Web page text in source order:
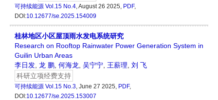
可持续能源 Vol.15 No.4, August 26 2025, PDF,
DOI:10.12677/se.2025.154009
桂林地区小区屋顶雨水发电系统研究
Research on Rooftop Rainwater Power Generation System in
Guilin Urban Areas
李日发 龙 鹏 何海龙 吴宁宁 王薪理 刘 飞
科研立项经费支持
可持续能源 Vol.15 No.3, June 27 2025, PDF,
DOI:10.12677/se.2025.153007